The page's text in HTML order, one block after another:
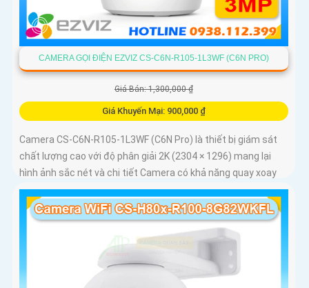
CAMERA GỌI ĐIỆN EZVIZ CS-C6N-R105-1L3WF (C6N PRO)
Giá Bán: 1,300,000 ₫
Giá Khuyến Mại: 900,000 ₫
Camera CS-C6N-R105-1L3WF (C6N Pro) là thiết bị giám sát
chất lượng cao với độ phân giải 2K (2304 × 1296) mang lại
hình ảnh sắc nét và chi tiết Camera có khả năng quay xoay
360 độ đàm thoại 2 chiều tích hợp nút gọi điện cảm ứng tiện
lợi giúp bạn dễ dàng tương tác từ xa Ngoài ra camera còn
được trang bị công nghệ phát hiện chuyển động thông minh
tăng cường an ninh cho không gian của bạn. Loại Camera
quan sát Wifi Không Dây CS-C6N-R105-1L3WF 3